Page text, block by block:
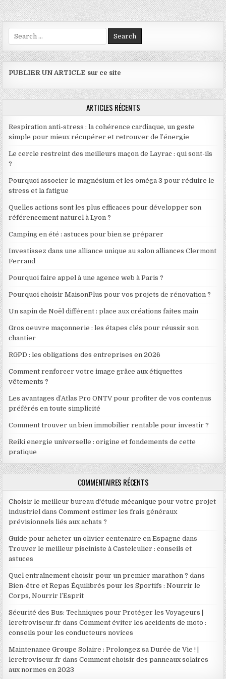
Search for:
PUBLIER UN ARTICLE sur ce site
ARTICLES RÉCENTS
Respiration anti-stress : la cohérence cardiaque, un geste
simple pour mieux récupérer et retrouver de l’énergie
Le cercle restreint des meilleurs maçon de Layrac : qui sont-ils
?
Pourquoi associer le magnésium et les oméga 3 pour réduire le
stress et la fatigue
Quelles actions sont les plus efficaces pour développer son
référencement naturel à Lyon ?
Camping en été : astuces pour bien se préparer
Investissez dans une alliance unique au salon alliances Clermont
Ferrand
Pourquoi faire appel à une agence web à Paris ?
Pourquoi choisir MaisonPlus pour vos projets de rénovation ?
Un sapin de Noël différent : place aux créations faites main
Gros oeuvre maçonnerie : les étapes clés pour réussir son
chantier
RGPD : les obligations des entreprises en 2026
Comment renforcer votre image grâce aux étiquettes
vêtements ?
Les avantages d’Atlas Pro ONTV pour profiter de vos contenus
préférés en toute simplicité
Comment trouver un bien immobilier rentable pour investir ?
Reiki energie universelle : origine et fondements de cette
pratique
COMMENTAIRES RÉCENTS
Choisir le meilleur bureau d'étude mécanique pour votre projet
industriel dansComment estimer les frais généraux
prévisionnels liés aux achats ?
Guide pour acheter un olivier centenaire en Espagne dans
Trouver le meilleur pisciniste à Castelculier : conseils et
astuces
Quel entraînement choisir pour un premier marathon ? dans
Bien-être et Repas Équilibrés pour les Sportifs : Nourrir le
Corps, Nourrir l’Esprit
Sécurité des Bus: Techniques pour Protéger les Voyageurs |
leretroviseur.fr dansComment éviter les accidents de moto :
conseils pour les conducteurs novices
Maintenance Groupe Solaire : Prolongez sa Durée de Vie ! |
leretroviseur.fr dansComment choisir des panneaux solaires
aux normes en 2023